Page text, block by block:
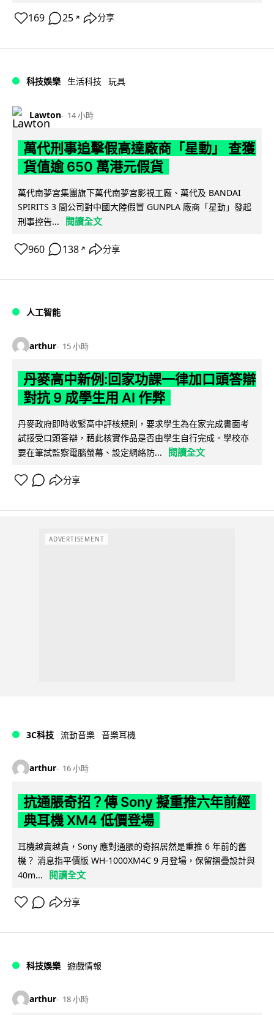
169 25 ↗ 分享
科技娛樂 生活科技 玩具
Lawton 14 小時
萬代刑事追擊假高達廠商「星動」 查獲
貨值逾 650 萬港元假貨
萬代南夢宮集團旗下萬代南夢宮影視工廠、萬代及 BANDAI
SPIRITS 3 間公司對中國大陸假冒 GUNPLA 廠商「星動」發起
刑事控告...
閱讀全文
960 138 ↗ 分享
人工智能
arthur 15 小時
丹麥高中新例:回家功課一律加口頭答辯
對抗 9 成學生用 AI 作弊
丹麥政府即時收緊高中評核規則，要求學生為在家完成書面考
試接受口頭答辯，藉此核實作品是否由學生自行完成。學校亦
要在筆試監察電腦螢幕、設定網絡防...
閱讀全文
分享
ADVERTISEMENT
3C科技 流動音樂 音樂耳機
arthur 16 小時
抗通脹奇招？傳 Sony 擬重推六年前經
典耳機 XM4 低價登場
耳機越賣越貴，Sony 應對通脹的奇招居然是重推 6 年前的舊
機？ 消息指平價版 WH-1000XM4C 9 月登場，保留摺疊設計與
40m...
閱讀全文
分享
科技娛樂 遊戲情報
arthur 18 小時